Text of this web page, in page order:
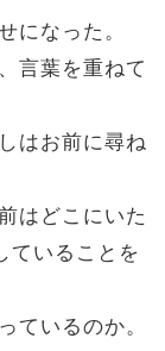
になった。
言葉を重ねて
はお前に尋ね
はどこにいた
ていることを
ているのか。